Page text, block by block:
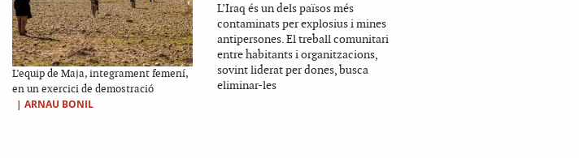
L’equip de Maja, integrament femení,
en un exercici de demostració
| ARNAU BONIL
L’Iraq és un dels països més
contaminats per explosius i mines
antipersones. El treball comunitari
entre habitants i organitzacions,
sovint liderat per dones, busca
eliminar-les